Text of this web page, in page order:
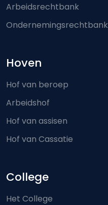
Arbeidsrechtbank
Ondernemingsrechtbank
Hoven
Hof van beroep
Arbeidshof
Hof van assisen
Hof van Cassatie
College
Het College